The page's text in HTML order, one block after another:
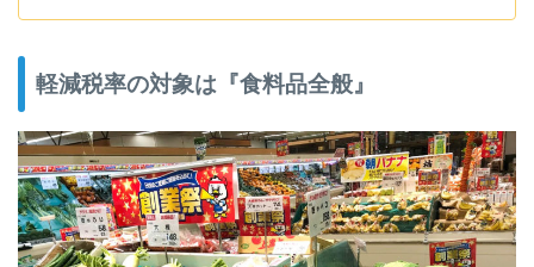
軽減税率の対象は『食料品全般』